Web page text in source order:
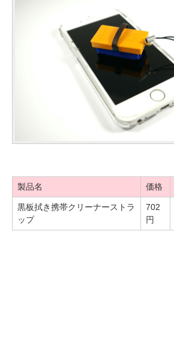
製品名 価格
黒板拭き携帯クリーナーストラ
ップ
702
円